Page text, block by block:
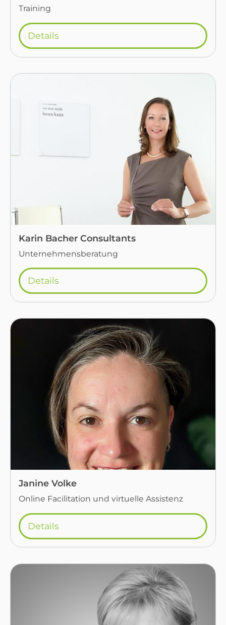
Training
Details
Karin Bacher Consultants
Unternehmensberatung
Details
Janine Volke
Online Facilitation und virtuelle Assistenz
Details